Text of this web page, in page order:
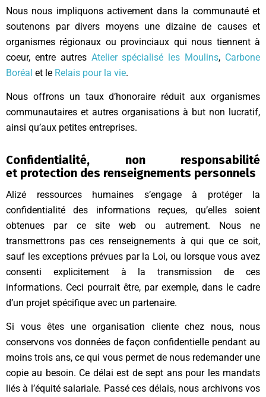
Nous nous impliquons activement dans la communauté et
soutenons par divers moyens une dizaine de causes et
organismes régionaux ou provinciaux qui nous tiennent à
coeur, entre autres Atelier spécialisé les Moulins, Carbone
Boréal et le Relais pour la vie.
Nous offrons un taux d’honoraire réduit aux organismes
communautaires et autres organisations à but non lucratif,
ainsi qu’aux petites entreprises.
Confidentialité, non responsabilité
et protection des renseignements personnels
Alizé ressources humaines s’engage à protéger la
confidentialité des informations reçues, qu’elles soient
obtenues par ce site web ou autrement. Nous ne
transmettrons pas ces renseignements à qui que ce soit,
sauf les exceptions prévues par la Loi, ou lorsque vous avez
consenti explicitement à la transmission de ces
informations. Ceci pourrait être, par exemple, dans le cadre
d’un projet spécifique avec un partenaire.
Si vous êtes une organisation cliente chez nous, nous
conservons vos données de façon confidentielle pendant au
moins trois ans, ce qui vous permet de nous redemander une
copie au besoin. Ce délai est de sept ans pour les mandats
liés à l’équité salariale. Passé ces délais, nous archivons vos